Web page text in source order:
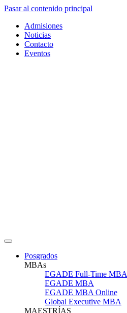
Pasar al contenido principal
Admisiones
Noticias
Contacto
Eventos
Posgrados
MBAs
EGADE Full-Time MBA
EGADE MBA
EGADE MBA Online
Global Executive MBA
MAESTRÍAS